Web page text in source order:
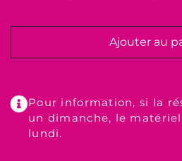
Ajouter au
Pour information, si la
un dimanche, le
lundi.